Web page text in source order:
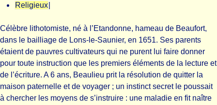
Religieux
Célèbre lithotomiste, né à l’Etandonne, hameau de Beaufort,
dans le bailliage de Lons-le-Saunier, en 1651. Ses parents
étaient de pauvres cultivateurs qui ne purent lui faire donner
pour toute instruction que les premiers éléments de la lecture et
de l’écriture. A 6 ans, Beaulieu prit la résolution de quitter la
maison paternelle et de voyager ; un instinct secret le poussait
à chercher les moyens de s’instruire : une maladie en fit naître